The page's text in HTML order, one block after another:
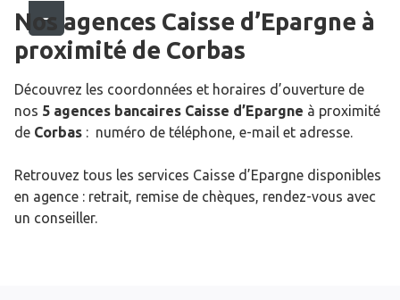
Nos agences Caisse d’Epargne à
proximité de Corbas
Découvrez les coordonnées et horaires d’ouverture de
nos 5 agences bancaires Caisse d’Epargne à proximité
de Corbas : numéro de téléphone, e-mail et adresse.
Retrouvez tous les services Caisse d’Epargne disponibles
en agence : retrait, remise de chèques, rendez-vous avec
un conseiller.